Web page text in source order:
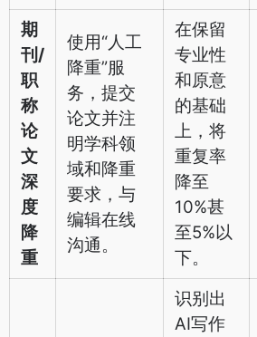
期
刊/
职
称
论
文
深
度
降
重
使用“人工
降重”服
务，提交
论文并注
明学科领
域和降重
要求，与
编辑在线
沟通。
在保留
专业性
和原意
的基础
上，将
重复率
降至
10%甚
至5%以
下。
识别出
AI写作